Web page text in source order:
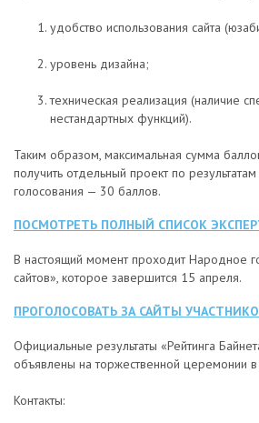
удобство использования сайта
уровень дизайна;
техническая реализация (наличие
нестандартных функций).
Таким образом, максимальная сумма
получить отдельный проект по результатам
голосования — 30 баллов.
ПОСМОТРЕТЬ ПОЛНЫЙ СПИСОК
В настоящий момент проходит Народное
сайтов», которое завершится 15 апреля.
ПРОГОЛОСОВАТЬ ЗА САЙТЫ
Официальные результаты «Рейтинга
объявлены на торжественной церемонии
Контакты: